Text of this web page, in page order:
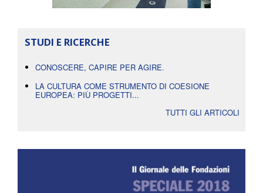
STUDI E RICERCHE
CONOSCERE, CAPIRE PER AGIRE.
LA CULTURA COME STRUMENTO DI COESIONE
EUROPEA: PIÙ PROGETTI...
TUTTI GLI ARTICOLI